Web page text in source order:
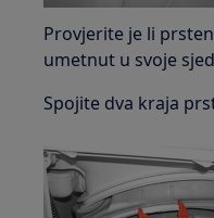
Provjerite je li
umetnut u svoje
Spojite dva kraja